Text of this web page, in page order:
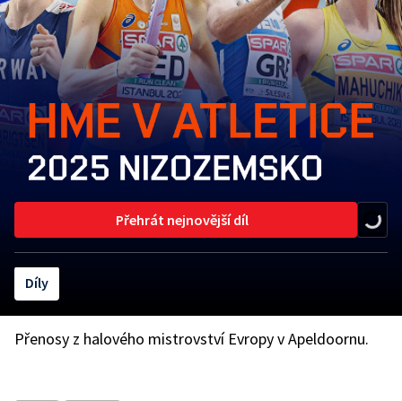
Přehrát nejnovější díl
Díly
Přenosy z halového mistrovství Evropy v Apeldoornu.